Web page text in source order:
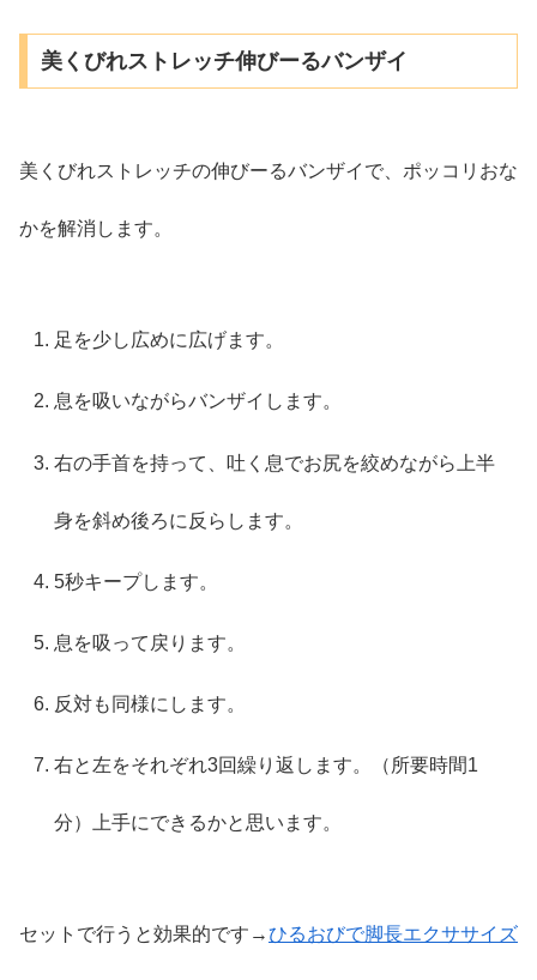
美くびれストレッチ伸びーるバンザイ
美くびれストレッチの伸びーるバンザイで、ポッコリおな
かを解消します。
足を少し広めに広げます。
息を吸いながらバンザイします。
右の手首を持って、吐く息でお尻を絞めながら上半
身を斜め後ろに反らします。
5秒キープします。
息を吸って戻ります。
反対も同様にします。
右と左をそれぞれ3回繰り返します。（所要時間1
分）上手にできるかと思います。
セットで行うと効果的です→ひるおびで脚長エクササイズ